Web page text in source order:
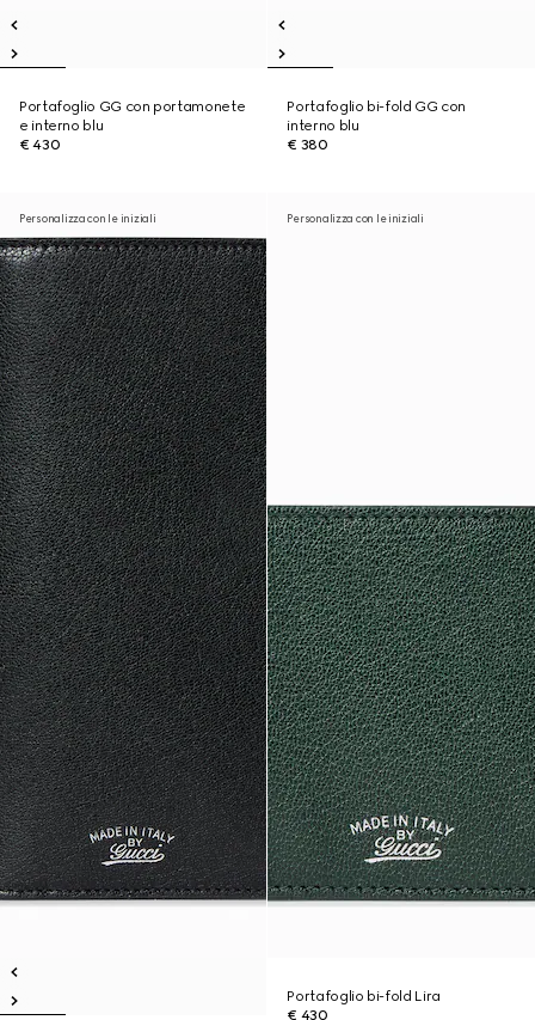
Portafoglio GG con portamonete
e interno blu
€ 430
Portafoglio bi-fold GG con
interno blu
€ 380
Personalizza con le iniziali Personalizza con le iniziali
Portafoglio bi-fold Lira
€ 430